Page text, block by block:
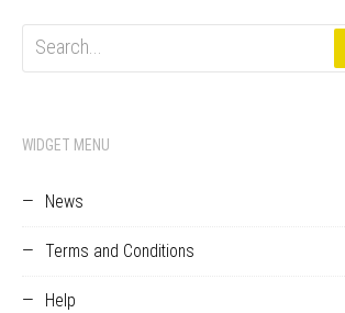
Search
for:
WIDGET MENU
News
Terms and Conditions
Help